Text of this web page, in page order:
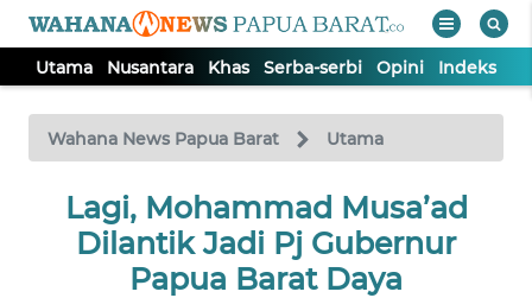
Utama Nusantara Khas Serba-serbi Opini Indeks
Wahana News Papua Barat Utama
Lagi, Mohammad Musa’ad
Dilantik Jadi Pj Gubernur
Papua Barat Daya
TV
Tutup
UTAMA
NUSANTARA